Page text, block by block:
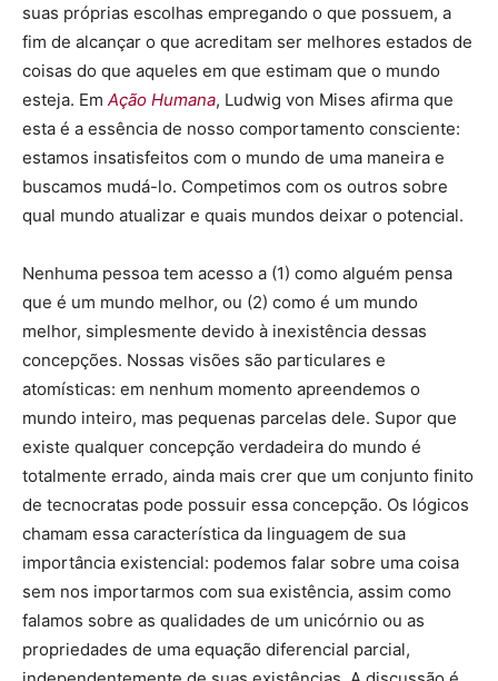
suas próprias escolhas empregando o que possuem, a
fim de alcançar o que acreditam ser melhores estados de
coisas do que aqueles em que estimam que o mundo
esteja. Em Ação Humana, Ludwig von Mises afirma que
esta é a essência de nosso comportamento consciente:
estamos insatisfeitos com o mundo de uma maneira e
buscamos mudá-lo. Competimos com os outros sobre
qual mundo atualizar e quais mundos deixar o potencial.
Nenhuma pessoa tem acesso a (1) como alguém pensa
que é um mundo melhor, ou (2) como é um mundo
melhor, simplesmente devido à inexistência dessas
concepções. Nossas visões são particulares e
atomísticas: em nenhum momento apreendemos o
mundo inteiro, mas pequenas parcelas dele. Supor que
existe qualquer concepção verdadeira do mundo é
totalmente errado, ainda mais crer que um conjunto finito
de tecnocratas pode possuir essa concepção. Os lógicos
chamam essa característica da linguagem de sua
importância existencial: podemos falar sobre uma coisa
sem nos importarmos com sua existência, assim como
falamos sobre as qualidades de um unicórnio ou as
propriedades de uma equação diferencial parcial,